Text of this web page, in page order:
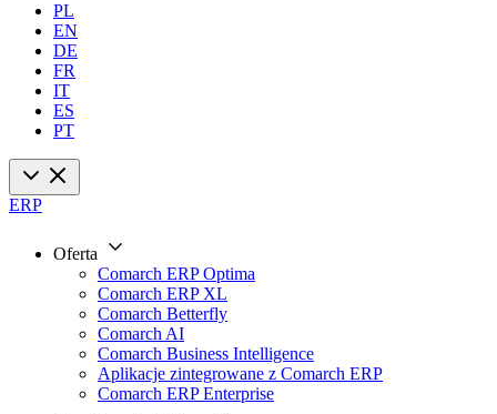
PL
EN
DE
FR
IT
ES
PT
ERP
Oferta
Comarch ERP Optima
Comarch ERP XL
Comarch Betterfly
Comarch AI
Comarch Business Intelligence
Aplikacje zintegrowane z Comarch ERP
Comarch ERP Enterprise